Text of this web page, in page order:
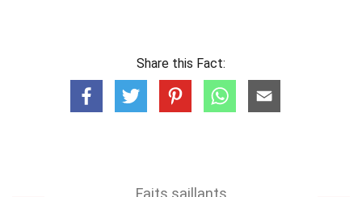
Share this Fact:
Faits saillants